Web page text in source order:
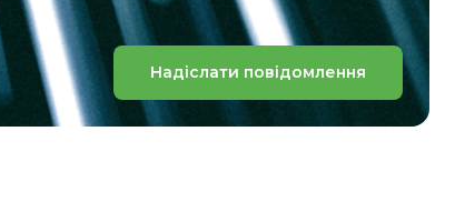
Надіслати повідомлення